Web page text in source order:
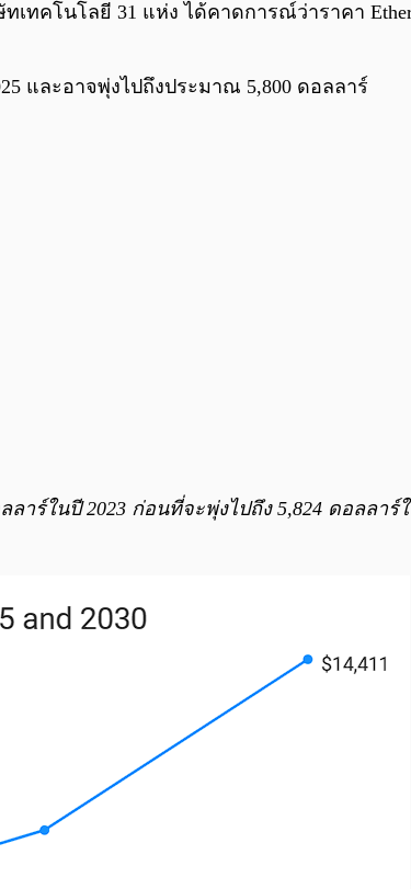
ทคโนโลยี 31 แห่ง ได้คาดการณ์ว่าราคา
และอาจพุ่งไปถึงประมาณ 5,800 ดอลลาร์
าร์ในปี 2023 ก่อนที่จะพุ่งไปถึง 5,824 ดอลลาร์